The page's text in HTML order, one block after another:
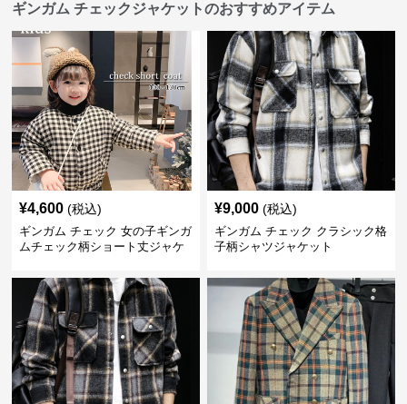
ギンガム チェックジャケットのおすすめアイテム
¥4,600 (税込)
ギンガム チェック 女の子ギンガ
ムチェック柄ショート丈ジャケ
¥9,000 (税込)
ギンガム チェック クラシック格
子柄シャツジャケット